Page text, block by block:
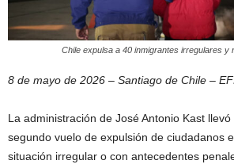
Chile expulsa a 40 inmigrantes irregulares y
8 de mayo de 2026 – Santiago de Chile –
La administración de José Antonio Kast
segundo vuelo de expulsión de ciudadanos
situación irregular o con antecedentes